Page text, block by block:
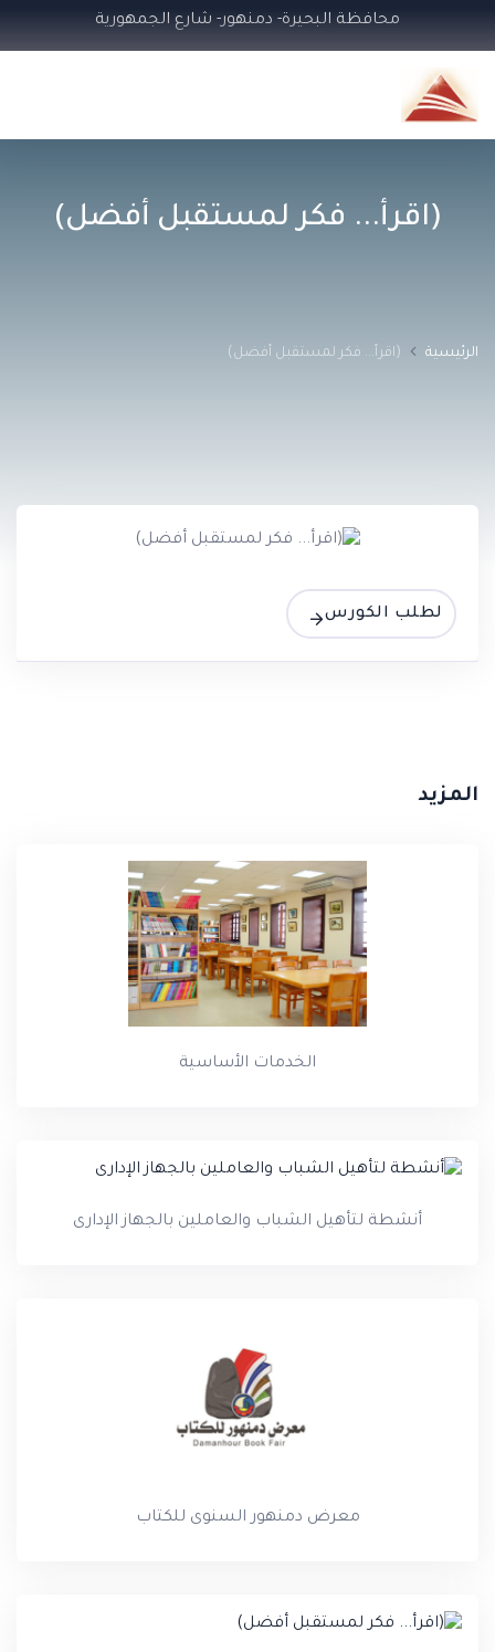
محافظة البحيرة- دمنهور- شارع الجمهورية
(اقرأ... فكر لمستقبل أفضل)
الرئيسية (اقرأ... فكر لمستقبل أفضل)
لطلب الكورس
المزيد
الخدمات الأساسية
أنشطة لتأهيل الشباب والعاملين بالجهاز الإدارى
معرض دمنهور السنوى للكتاب